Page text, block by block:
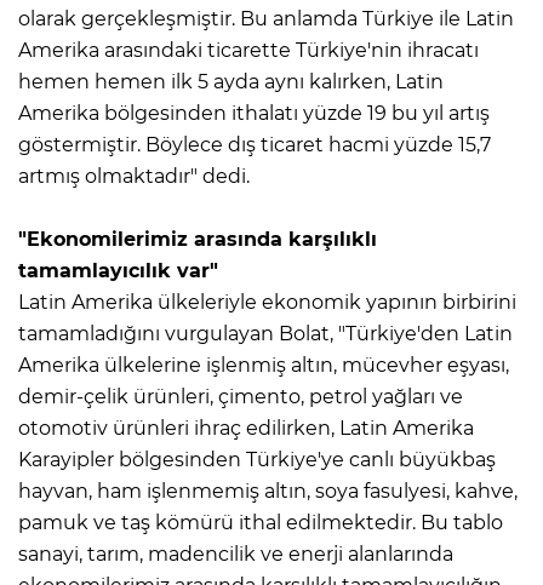
olarak gerçekleşmiştir. Bu anlamda Türkiye ile Latin
Amerika arasındaki ticarette Türkiye'nin ihracatı
hemen hemen ilk 5 ayda aynı kalırken, Latin
Amerika bölgesinden ithalatı yüzde 19 bu yıl artış
göstermiştir. Böylece dış ticaret hacmi yüzde 15,7
artmış olmaktadır" dedi.
"Ekonomilerimiz arasında karşılıklı
tamamlayıcılık var"
Latin Amerika ülkeleriyle ekonomik yapının birbirini
tamamladığını vurgulayan Bolat, "Türkiye'den Latin
Amerika ülkelerine işlenmiş altın, mücevher eşyası,
demir-çelik ürünleri, çimento, petrol yağları ve
otomotiv ürünleri ihraç edilirken, Latin Amerika
Karayipler bölgesinden Türkiye'ye canlı büyükbaş
hayvan, ham işlenmemiş altın, soya fasulyesi, kahve,
pamuk ve taş kömürü ithal edilmektedir. Bu tablo
sanayi, tarım, madencilik ve enerji alanlarında